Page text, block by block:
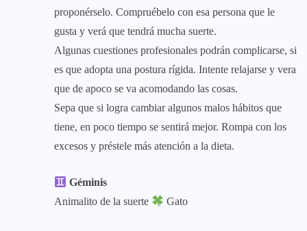
proponérselo. Compruébelo con esa persona que le
gusta y verá que tendrá mucha suerte.
Algunas cuestiones profesionales podrán complicarse, si
es que adopta una postura rígida. Intente relajarse y vera
que de apoco se va acomodando las cosas.
Sepa que si logra cambiar algunos malos hábitos que
tiene, en poco tiempo se sentirá mejor. Rompa con los
excesos y préstele más atención a la dieta.
Géminis
Animalito de la suerte
Gato